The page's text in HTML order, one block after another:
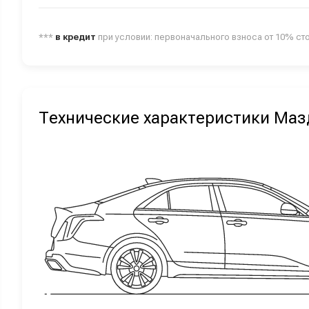
*** в кредит при условии: первоначального взноса от 10%
Технические характеристики